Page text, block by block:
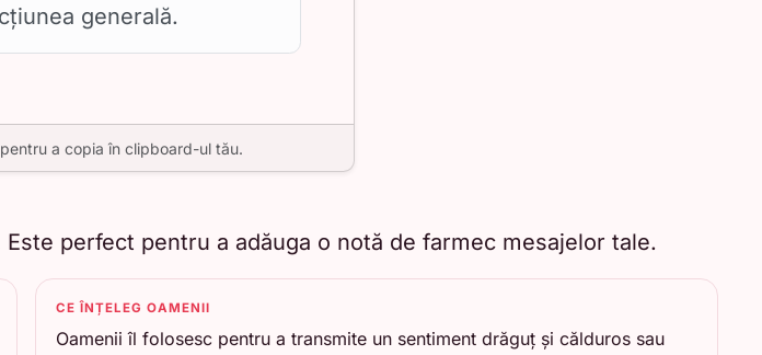
generală.
a copia în clipboard-ul tău.
perfect pentru a adăuga o notă de farmec mesajelor tale.
CE ÎNȚELEG OAMENII
Oamenii îl folosesc pentru a transmite un sentiment drăguț și călduros sau